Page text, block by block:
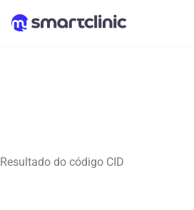
Resultado do código CID